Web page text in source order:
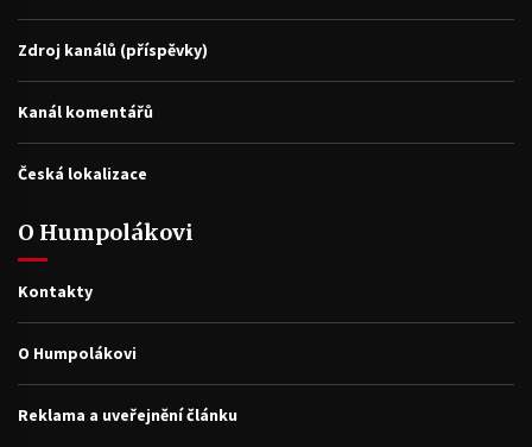
Zdroj kanálů (příspěvky)
Kanál komentářů
Česká lokalizace
O Humpolákovi
Kontakty
O Humpolákovi
Reklama a uveřejnění článku